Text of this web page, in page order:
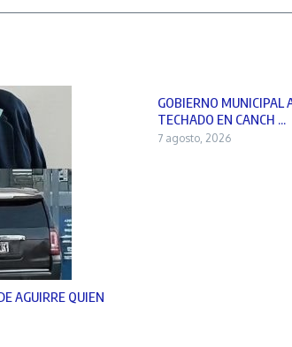
AGUIRRE QUIEN
GOBIERNO MUNICIPAL
TECHADO EN CANCH ...
7 agosto, 2026